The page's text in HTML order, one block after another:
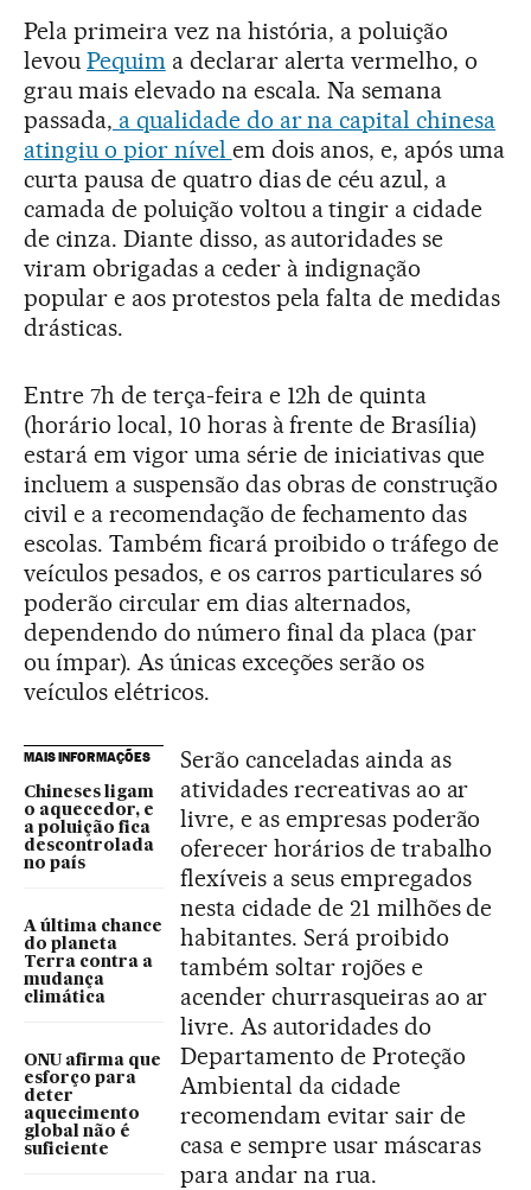
Pela primeira vez na história, a poluição
levou Pequima declarar alerta vermelho, o
grau mais elevado na escala. Na semana
passada, a qualidade do ar na capital chinesa
atingiu o pior nível em dois anos, e, após uma
curta pausa de quatro dias de céu azul, a
camada de poluição voltou a tingir a cidade
de cinza. Diante disso, as autoridades se
viram obrigadas a ceder à indignação
popular e aos protestos pela falta de medidas
drásticas.
Entre 7h de terça-feira e 12h de quinta
(horário local, 10 horas à frente de Brasília)
estará em vigor uma série de iniciativas que
incluem a suspensão das obras de construção
civil e a recomendação de fechamento das
escolas. Também ficará proibido o tráfego de
veículos pesados, e os carros particulares só
poderão circular em dias alternados,
dependendo do número final da placa (par
ou ímpar). As únicas exceções serão os
veículos elétricos.
MAIS INFORMAÇÕES
Chineses ligam
o aquecedor, e
a poluição fica
descontrolada
no país
A última chance
do planeta
Terra contra a
mudança
climática
ONU afirma que
esforço para
deter
aquecimento
global não é
suficiente
Serão canceladas ainda as
atividades recreativas ao ar
livre, e as empresas poderão
oferecer horários de trabalho
flexíveis a seus empregados
nesta cidade de 21 milhões de
habitantes. Será proibido
também soltar rojões e
acender churrasqueiras ao ar
livre. As autoridades do
Departamento de Proteção
Ambiental da cidade
recomendam evitar sair de
casa e sempre usar máscaras
para andar na rua.